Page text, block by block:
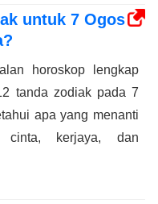
untuk 7 Ogos
horoskop lengkap
tanda zodiak pada 7
apa yang menanti
cinta, kerjaya, dan